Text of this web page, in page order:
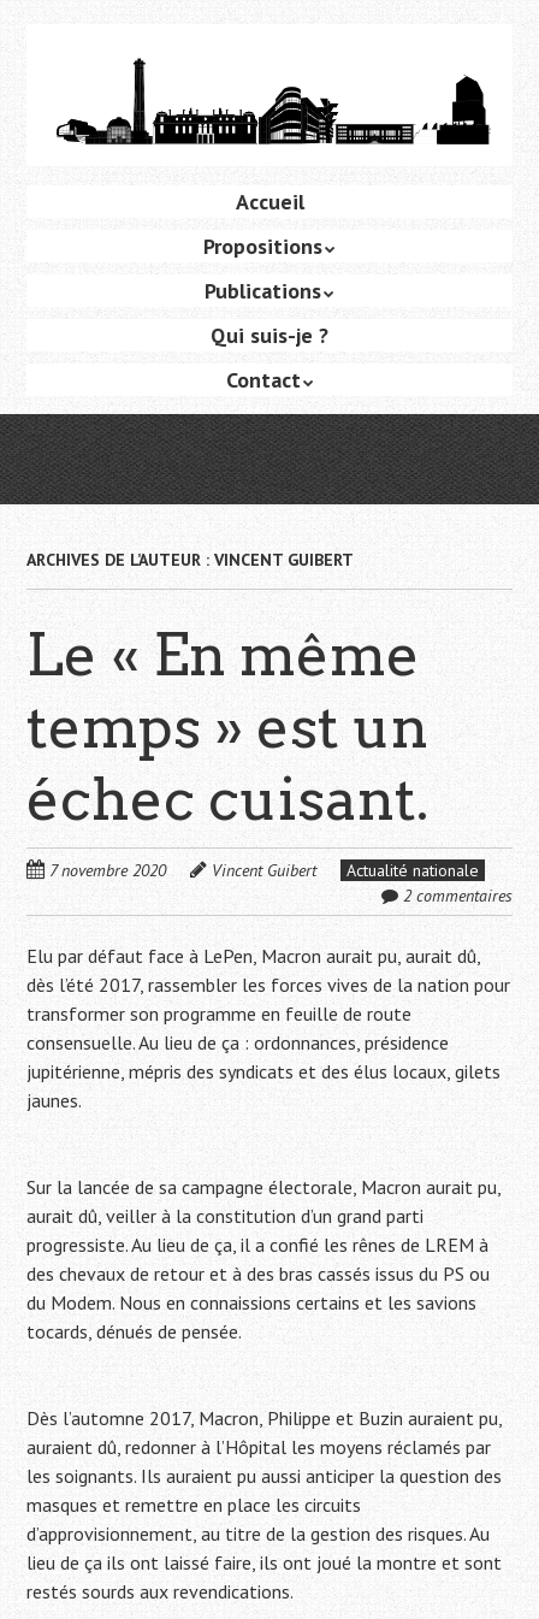
principal
au
Accueil
Propositions
Publications
Qui suis-je ?
Contact
ARCHIVES DE L’AUTEUR :VINCENT GUIBERT
Le « En même
temps » est un
échec cuisant.
7 novembre 2020 Vincent Guibert
Actualité nationale
2 commentaires
Elu par défaut face à LePen, Macron aurait pu, aurait dû,
dès l’été 2017, rassembler les forces vives de la nation pour
transformer son programme en feuille de route
consensuelle. Au lieu de ça : ordonnances, présidence
jupitérienne, mépris des syndicats et des élus locaux, gilets
jaunes.
Sur la lancée de sa campagne électorale, Macron aurait pu,
aurait dû, veiller à la constitution d’un grand parti
progressiste. Au lieu de ça, il a confié les rênes de LREM à
des chevaux de retour et à des bras cassés issus du PS ou
du Modem. Nous en connaissions certains et les savions
tocards, dénués de pensée.
Dès l’automne 2017, Macron, Philippe et Buzin auraient pu,
auraient dû, redonner à l’Hôpital les moyens réclamés par
les soignants. Ils auraient pu aussi anticiper la question des
masques et remettre en place les circuits
d’approvisionnement, au titre de la gestion des risques. Au
lieu de ça ils ont laissé faire, ils ont joué la montre et sont
restés sourds aux revendications.